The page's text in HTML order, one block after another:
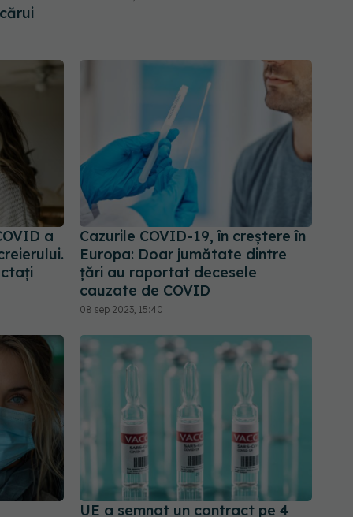
a
Cazurile COVID-19, în creștere în
Europa: Doar jumătate dintre
țări au raportat decesele
cauzate de COVID
08 sep 2023, 15:40
UE a semnat un contract pe 4